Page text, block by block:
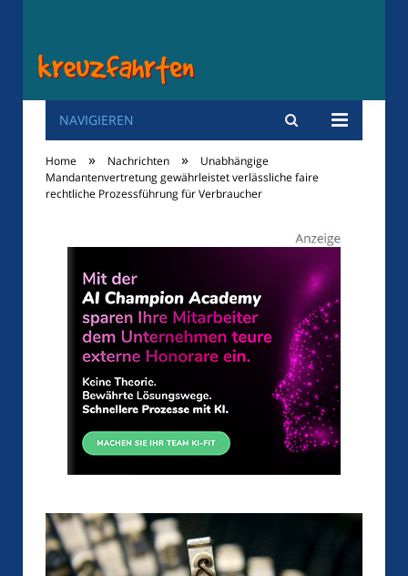
Kreuzfahrten
NAVIGIEREN
Home » Nachrichten »
Unabhängige
Mandantenvertretung gewährleistet verlässliche faire
rechtliche Prozessführung für Verbraucher